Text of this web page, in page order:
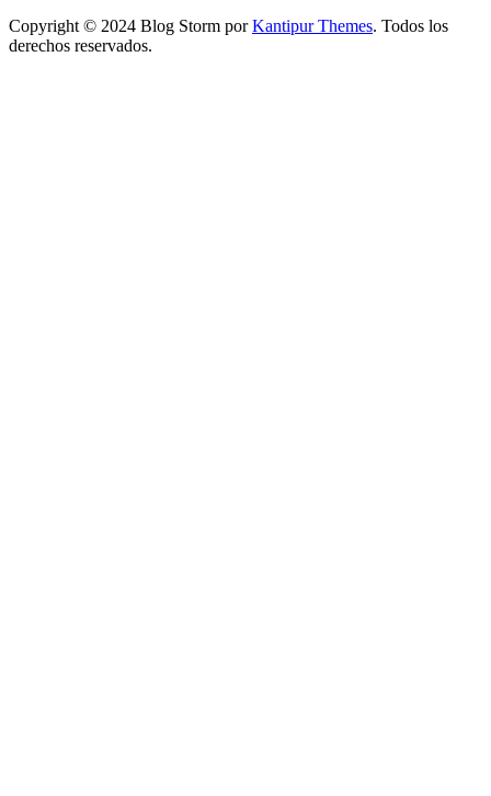
Copyright © 2024 Blog Storm porKantipur Themes. Todos los
derechos reservados.